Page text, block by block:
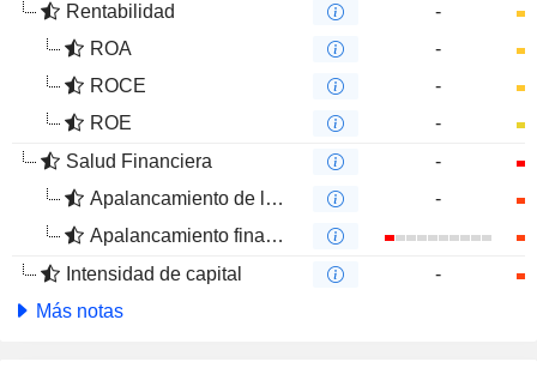
Rentabilidad
-
ROA
-
ROCE
-
ROE
-
Salud Financiera
-
Apalancamiento de la deuda
-
Apalancamiento financiero
Intensidad de capital
-
Más notas